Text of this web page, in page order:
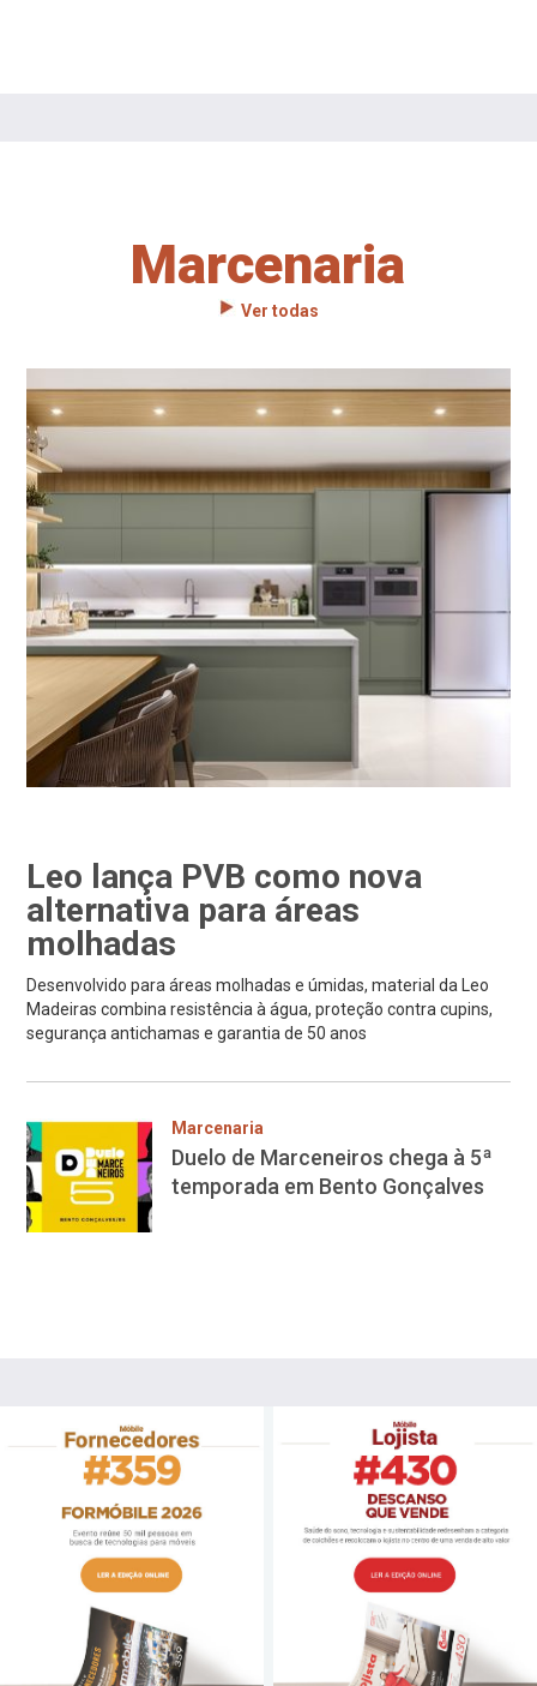
Marcenaria
Ver todas
Leo lança PVB como nova
alternativa para áreas
molhadas
Desenvolvido para áreas molhadas e úmidas, material da Leo
Madeiras combina resistência à água, proteção contra cupins,
segurança antichamas e garantia de 50 anos
Marcenaria
Duelo de Marceneiros chega à 5ª
temporada em Bento Gonçalves